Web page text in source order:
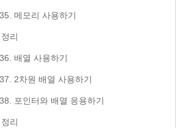
메모리 사용하기
리
배열 사용하기
2차원 배열 사용하기
포인터와 배열 응용하기
리